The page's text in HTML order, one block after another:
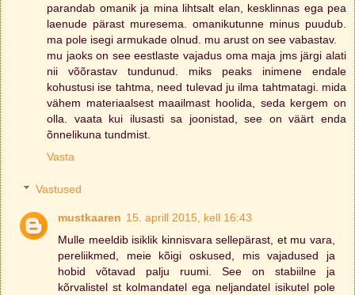
parandab omanik ja mina lihtsalt elan, kesklinnas ega pea
laenude pärast muresema. omanikutunne minus puudub.
ma pole isegi armukade olnud. mu arust on see vabastav.
mu jaoks on see eestlaste vajadus oma maja jms järgi alati
nii võõrastav tundunud. miks peaks inimene endale
kohustusi ise tahtma, need tulevad ju ilma tahtmatagi. mida
vähem materiaalsest maailmast hoolida, seda kergem on
olla. vaata kui ilusasti sa joonistad, see on väärt enda
õnnelikuna tundmist.
Vasta
Vastused
mustkaaren 15. aprill 2015, kell 16:43
Mulle meeldib isiklik kinnisvara sellepärast, et mu vara,
pereliikmed, meie kõigi oskused, mis vajadused ja
hobid võtavad palju ruumi. See on stabiilne ja
kõrvalistel st kolmandatel ega neljandatel isikutel pole